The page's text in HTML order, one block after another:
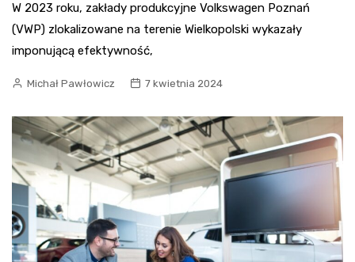
W 2023 roku, zakłady produkcyjne Volkswagen Poznań
(VWP) zlokalizowane na terenie Wielkopolski wykazały
imponującą efektywność,
Michał Pawłowicz 7 kwietnia 2024